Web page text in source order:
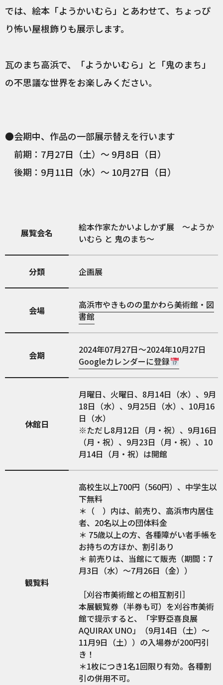
では、絵本「ようかいむら」とあわせて、ちょっぴ
り怖い屋根飾りも展示します。
瓦のまち高浜で、「ようかいむら」と「鬼のまち」
の不思議な世界をお楽しみください。
●会期中、作品の一部展示替えを行います
前期：7月27日（土）～ 9月8日（日）
後期：9月11日（水）～ 10月27日（日）
展覧会名
絵本作家たかいよしかず展 ～ようか
いむら と 鬼のまち～
分類 企画展
会場
高浜市やきものの里かわら美術館・図
書館
会期
2024年07月27日～2024年10月27日
Googleカレンダーに登録
休館日
月曜日、火曜日、8月14日（水）、9月
18日（水）、9月25日（水）、10月16
日（水）
※ただし8月12日（月・祝）、9月16日
（月・祝）、9月23日（月・祝）、10
月14日（月・祝）は開館
観覧料
高校生以上700円（560円）、中学生以
下無料
＊（ ）内は、前売り、高浜市内居住
者、20名以上の団体料金
＊ 75歳以上の方、各種障がい者手帳を
お持ちの方ほか、割引あり
＊ 前売りは、当館にて販売（期間：7
月3日（水）～7月26日（金））
［刈谷市美術館との相互割引］
本展観覧券（半券も可）を刈谷市美術
館で提示すると、「宇野亞喜良展
AQUIRAX UNO」（9月14日（土）～
11月9日（土））の入場券が200円引
き！
＊1枚につき1名1回限り有効。各種割
引の併用不可。